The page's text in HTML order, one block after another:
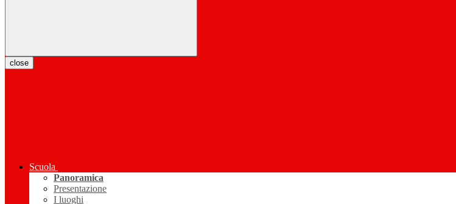
close
Scuola
Panoramica
Presentazione
I luoghi